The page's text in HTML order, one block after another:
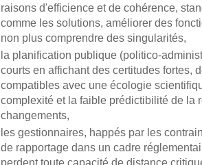
raisons d'efficience et de cohérence,
comme les solutions, améliorer des
non plus comprendre des singularités,
la planification publique (politico-
courts en affichant des certitudes fortes,
compatibles avec une écologie
complexité et la faible prédictibilité de la
changements,
les gestionnaires, happés par les
de rapportage dans un cadre
perdent toute capacité de distance